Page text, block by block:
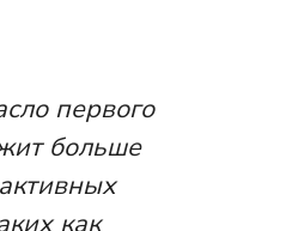
первого
больше
как